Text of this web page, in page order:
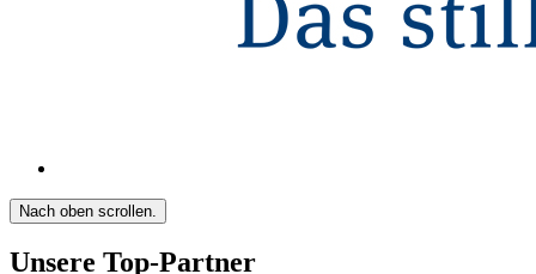
Nach oben scrollen.
Unsere Top-Partner